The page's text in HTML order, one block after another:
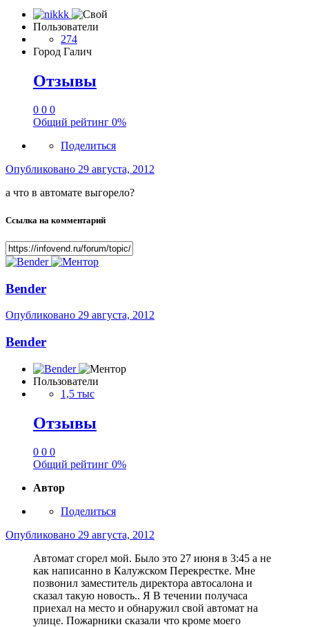
Пользователи
274
Город Галич
Отзывы
0 0 0
Общий рейтинг 0%
Поделиться
Опубликовано 29 августа, 2012
а что в автомате выгорело?
Ссылка на комментарий
Bender
Опубликовано 29 августа, 2012
Bender
Пользователи
1,5 тыс
Отзывы
0 0 0
Общий рейтинг 0%
Автор
Поделиться
Опубликовано 29 августа, 2012
Автомат сгорел мой. Было это 27 июня в 3:45 а не
как написанно в Калужском Перекрестке. Мне
позвонил заместитель директора автосалона и
сказал такую новость.. Я В течении получаса
приехал на место и обнаружил свой автомат на
улице. Пожарники сказали что кроме моего